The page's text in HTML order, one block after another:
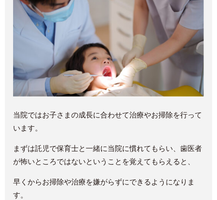
当院ではお子さまの成長に合わせて治療やお掃除を行って
います。
まずは託児で保育士と一緒に当院に慣れてもらい、歯医者
が怖いところではないということを覚えてもらえると、
早くからお掃除や治療を嫌がらずにできるようになりま
す。